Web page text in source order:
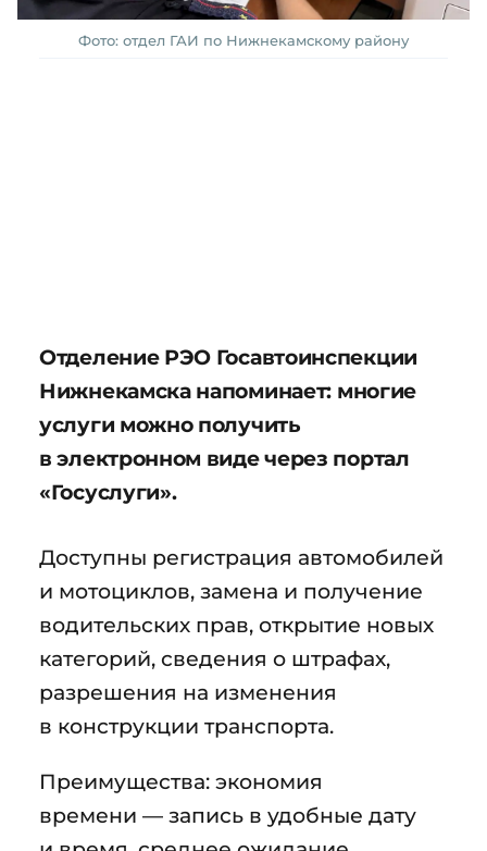
Фото: отдел ГАИ по Нижнекамскому району
Отделение РЭО Госавтоинспекции
Нижнекамска напоминает: многие
услуги можно получить
в электронном виде через портал
«Госуслуги».
Доступны регистрация автомобилей
и мотоциклов, замена и получение
водительских прав, открытие новых
категорий, сведения о штрафах,
разрешения на изменения
в конструкции транспорта.
Преимущества: экономия
времени — запись в удобные дату